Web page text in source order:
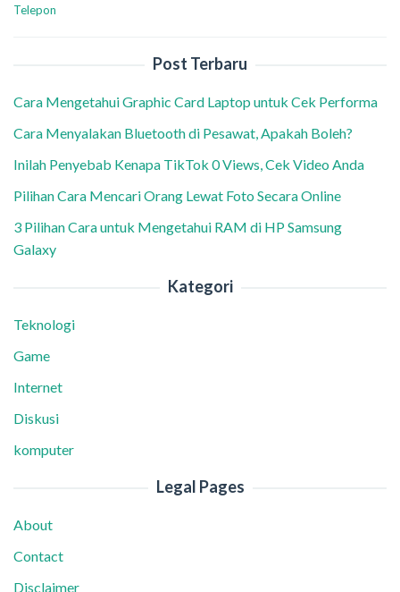
Telepon
Post Terbaru
Cara Mengetahui Graphic Card Laptop untuk Cek Performa
Cara Menyalakan Bluetooth di Pesawat, Apakah Boleh?
Inilah Penyebab Kenapa TikTok 0 Views, Cek Video Anda
Pilihan Cara Mencari Orang Lewat Foto Secara Online
3 Pilihan Cara untuk Mengetahui RAM di HP Samsung
Galaxy
Kategori
Teknologi
Game
Internet
Diskusi
komputer
Legal Pages
About
Contact
Disclaimer